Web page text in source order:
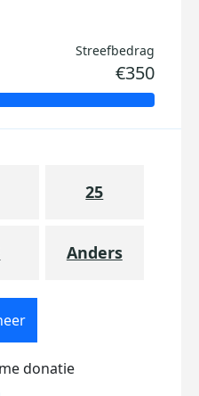
Streefbedrag
€350
25
Anders
donatie